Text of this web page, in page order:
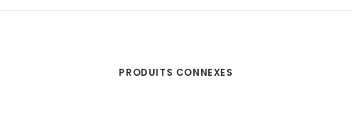
PRODUITS CONNEXES